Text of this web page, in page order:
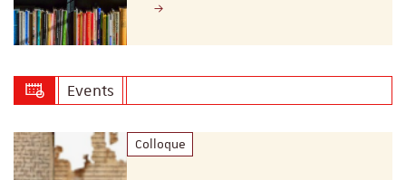
Events
Colloque